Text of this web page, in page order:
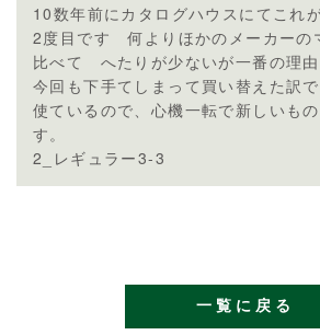
10数年前にカタログハウスにてこれ
2度目です 何よりほかのメーカーの
比べて へたりが少ないが一番の理
今回も下手てしまって買い替えた訳で
使ているので、心機一転で新しいも
す。
2_レギュラー3-3
一覧に戻る